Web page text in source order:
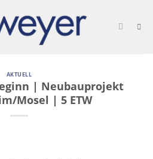
AKTUELL
| Neubauprojekt
Mosel | 5 ETW